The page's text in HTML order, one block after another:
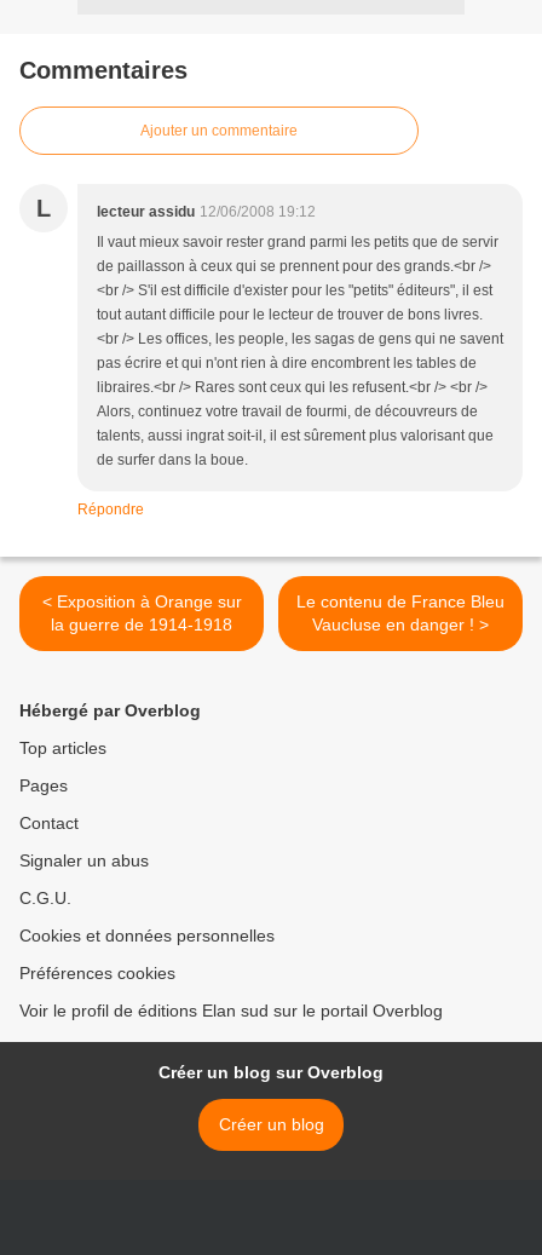
Commentaires
Ajouter un commentaire
L lecteur assidu 12/06/2008 19:12
Il vaut mieux savoir rester grand parmi les petits que de servir
de paillasson à ceux qui se prennent pour des grands.<br />
<br /> S'il est difficile d'exister pour les "petits" éditeurs", il est
tout autant difficile pour le lecteur de trouver de bons livres.
<br /> Les offices, les people, les sagas de gens qui ne savent
pas écrire et qui n'ont rien à dire encombrent les tables de
libraires.<br /> Rares sont ceux qui les refusent.<br /> <br />
Alors, continuez votre travail de fourmi, de découvreurs de
talents, aussi ingrat soit-il, il est sûrement plus valorisant que
de surfer dans la boue.
Répondre
< Exposition à Orange sur
la guerre de 1914-1918
Le contenu de France Bleu
Vaucluse en danger ! >
Hébergé par Overblog
Top articles
Pages
Contact
Signaler un abus
C.G.U.
Cookies et données personnelles
Préférences cookies
Voir le profil de éditions Elan sud sur le portail Overblog
Créer un blog sur Overblog
Créer un blog